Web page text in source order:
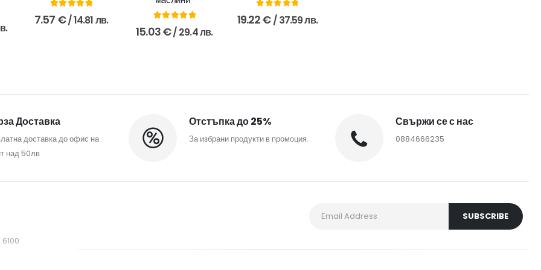
out of 5
7.57 €/ 14.81 лв. 5.00 out of 5
15.03€/ 29.4 лв.
out of 5
19.22€/ 37.59 лв.
Доставка
доставка до офис на
над 50лв
Отстъпка до 25%
За избрани продукти в промоция.
Свържи се с нас
0884666235